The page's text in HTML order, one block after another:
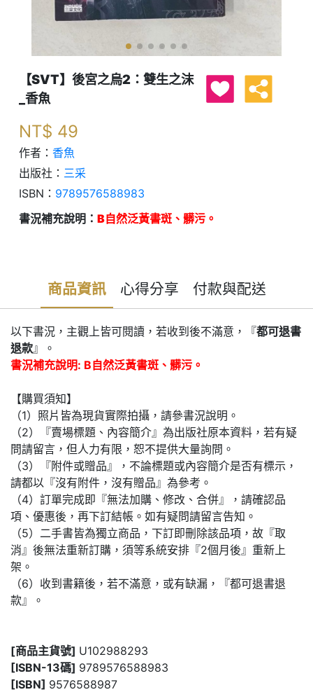
【SVT】後宮之烏2：雙生之沫
_香魚
NT$ 49
作者： 香魚
出版社： 三采
ISBN： 9789576588983
書況補充說明： B自然泛黃書斑、髒污。
商品資訊 心得分享 付款與配送
以下書況，主觀上皆可閱讀，若收到後不滿意，『都可退書
退款』。
書況補充說明: B自然泛黃書斑、髒污。
【購買須知】
（1）照片皆為現貨實際拍攝，請參書況說明。
（2）『賣場標題、內容簡介』為出版社原本資料，若有疑
問請留言，但人力有限，恕不提供大量詢問。
（3）『附件或贈品』，不論標題或內容簡介是否有標示，
請都以『沒有附件，沒有贈品』為參考。
（4）訂單完成即『無法加購、修改、合併』，請確認品
項、優惠後，再下訂結帳。如有疑問請留言告知。
（5）二手書皆為獨立商品，下訂即刪除該品項，故『取
消』後無法重新訂購，須等系統安排『2個月後』重新上
架。
（6）收到書籍後，若不滿意，或有缺漏，『都可退書退
款』。
[商品主貨號] U102988293
[ISBN-13碼] 9789576588983
[ISBN] 9576588987